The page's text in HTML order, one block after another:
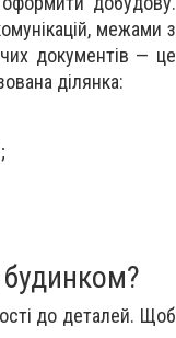
межами з
документів — це
ділянка:
будинком?
до деталей. Щоб